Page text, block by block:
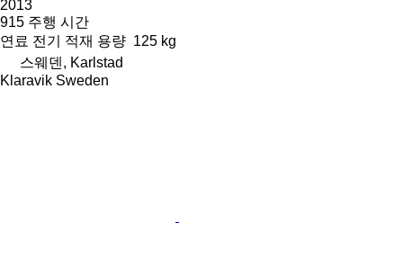
2013
915 주행 시간
연료 전기 적재 용량 125 kg
스웨덴, Karlstad
Klaravik Sweden